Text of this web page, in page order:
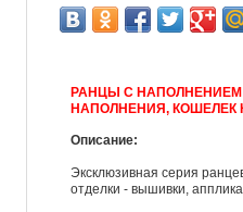
РАНЦЫ С НАПОЛНЕНИЕМ
НАПОЛНЕНИЯ, КОШЕЛЕК
Описание:
Эксклюзивная серия
отделки - вышивки,